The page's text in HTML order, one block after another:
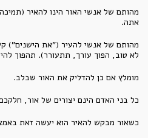
מהותם של אנשי האור הינו להאיר
אתה.
מהותם של אנשי להעיר ("את הישנים")
לא טוב, הפוך עורך, תתעורר). תהפוך
מומלץ אם כן להדליק את האור שבלב.
כל בני האדם הינם יצורים של אור,
כשאור מבקש להאיר הוא יעשה זאת